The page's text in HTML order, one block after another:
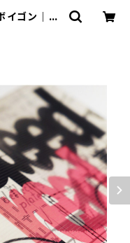
イゴン｜東